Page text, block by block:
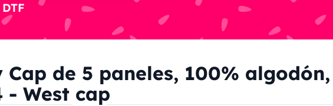
Cap de 5 paneles, 100%
- West cap